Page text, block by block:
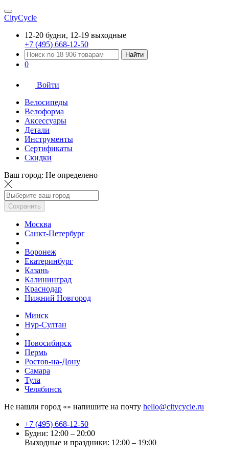
CityCycle
12-20 будни, 12-19 выходные
+7 (495) 668-12-50
Найти
0
Войти
Велосипеды
Велоформа
Аксессуары
Детали
Инструменты
Сертификаты
Скидки
Ваш город: Не определено
Сохранить
Москва
Санкт-Петербург
Воронеж
Екатеринбург
Казань
Калининград
Краснодар
Нижний Новгород
Минск
Нур-Султан
Новосибирск
Пермь
Ростов-на-Дону
Самара
Тула
Челябинск
Не нашли город «» напишите на почту hello@citycycle.ru
+7 (495) 668-12-50
Будни: 12:00 – 20:00
Выходные и праздники: 12:00 – 19:00